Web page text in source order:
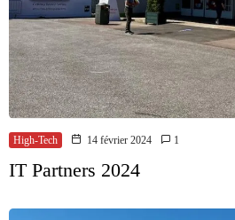
High-Tech 14 février 2024 1
IT Partners 2024